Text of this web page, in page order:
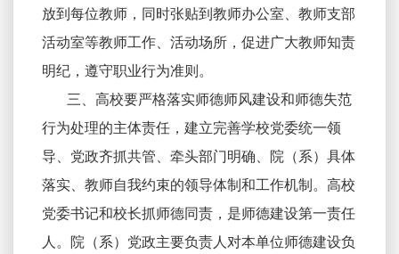
放到每位教师，同时张贴到教师办公室、教师支部
活动室等教师工作、活动场所，促进广大教师知责
明纪，遵守职业行为准则。
三、高校要严格落实师德师风建设和师德失范
行为处理的主体责任，建立完善学校党委统一领
导、党政齐抓共管、牵头部门明确、院（系）具体
落实、教师自我约束的领导体制和工作机制。高校
党委书记和校长抓师德同责，是师德建设第一责任
人。院（系）党政主要负责人对本单位师德建设负